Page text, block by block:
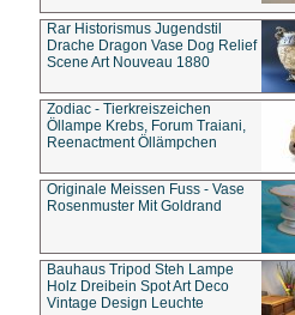
Rar Historismus Jugendstil
Drache Dragon Vase Dog Relief
Scene Art Nouveau 1880
Zodiac - Tierkreiszeichen
Öllampe Krebs, Forum Traiani,
Reenactment Öllämpchen
Originale Meissen Fuss - Vase
Rosenmuster Mit Goldrand
Bauhaus Tripod Steh Lampe
Holz Dreibein Spot Art Deco
Vintage Design Leuchte